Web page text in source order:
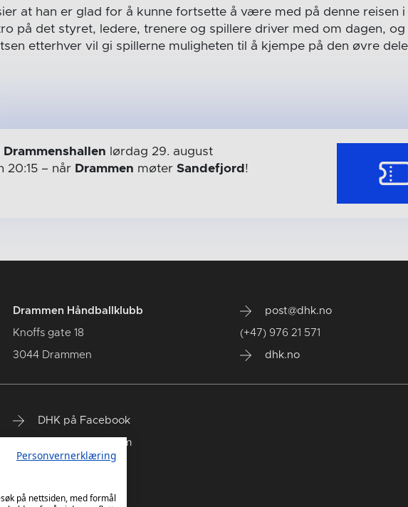
at han er glad for å kunne fortsette å være med på denne reisen
på det styret, ledere, trenere og spillere driver med om dagen, og
etterhver vil gi spillerne muligheten til å kjempe på den øvre
Drammenshallen lørdag 29. august
20:15– når Drammen møter Sandefjord !
Drammen Håndballklubb
Knoffs gate 18
3044 Drammen
post@dhk.no
(+47) 976 21 571
dhk.no
DHK på Facebook
DHK på Instagram
DHK på TikTok
Personvernerklæring
på nettsiden, med formål